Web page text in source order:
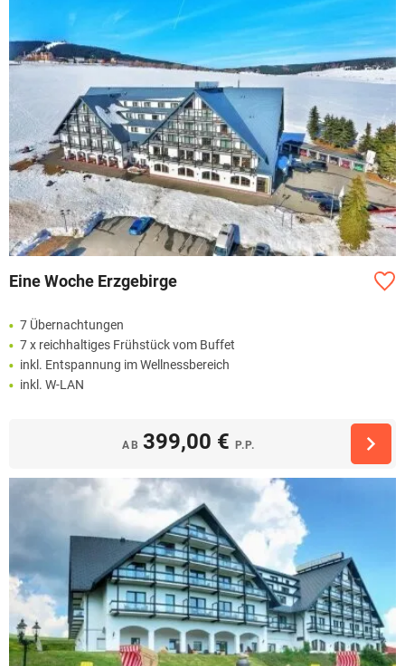
Eine Woche Erzgebirge
7 Übernachtungen
7 x reichhaltiges Frühstück vom Buffet
inkl. Entspannung im Wellnessbereich
inkl. W-LAN
AB 399,00 € P.P.